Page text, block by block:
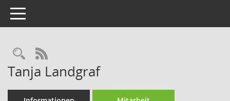
Toggle navigation
Rechercheauswahl
RSS-Feed
Tanja Landgraf